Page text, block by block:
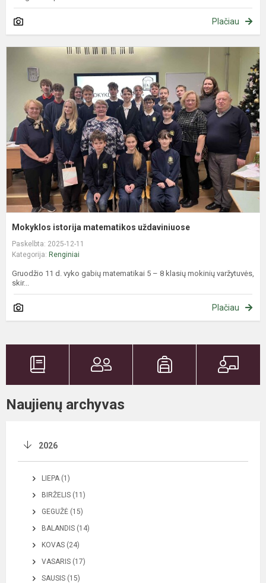
Plačiau
Mokyklos istorija matematikos uždaviniuose
Paskelbta: 2025-12-11
Kategorija: Renginiai
Gruodžio 11 d. vyko gabių matematikai 5 – 8 klasių mokinių varžytuvės,
skir...
Plačiau
Naujienų archyvas
2026
LIEPA (1)
BIRŽELIS (11)
GEGUŽĖ (15)
BALANDIS (14)
KOVAS (24)
VASARIS (17)
SAUSIS (15)